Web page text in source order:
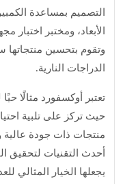
الأبعاد، ومختبر اختبار
وتقوم بتحسين منتجاتها
الدراجات النارية.
تعتبر أوكسفورد مثالًا
حيث تركز على تلبية
منتجات ذات جودة عالية
أحدث التقنيات لتحقيق
يجعلها الخيار المثالي